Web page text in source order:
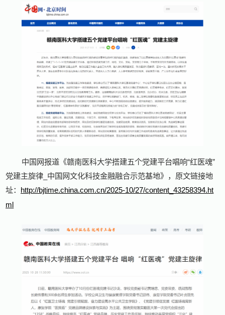
中国网报道《赣南医科大学搭建五个党建平台唱响“红医魂”
党建主旋律_中国网文化科技金融融合示范基地》，原文链接地
址： http://bjtime.china.com.cn/2025-10/27/content_43258394.ht
ml